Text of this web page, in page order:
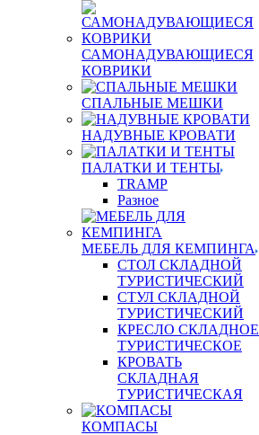
САМОНАДУВАЮЩИЕСЯ
КОВРИКИ
СПАЛЬНЫЕ МЕШКИ
НАДУВНЫЕ КРОВАТИ
ПАЛАТКИ И ТЕНТЫ
TRAMP
Разное
МЕБЕЛЬ ДЛЯ КЕМПИНГА
СТОЛ СКЛАДНОЙ
ТУРИСТИЧЕСКИЙ
СТУЛ СКЛАДНОЙ
ТУРИСТИЧЕСКИЙ
КРЕСЛО СКЛАДНОЕ
ТУРИСТИЧЕСКОЕ
КРОВАТЬ
СКЛАДНАЯ
ТУРИСТИЧЕСКАЯ
КОМПАСЫ